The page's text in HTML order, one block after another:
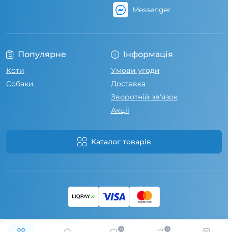
0 0
Популярне
Коти
Собаки
Інформація
Умови угоди
Доставка
Зворотній зв'язок
Акції
Каталог товарів
Messenger